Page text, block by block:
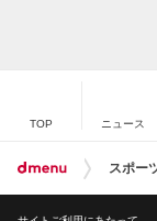
TOP ニュース
スポー